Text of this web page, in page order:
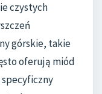
czystych
górskie, takie
oferują miód
specyficzny